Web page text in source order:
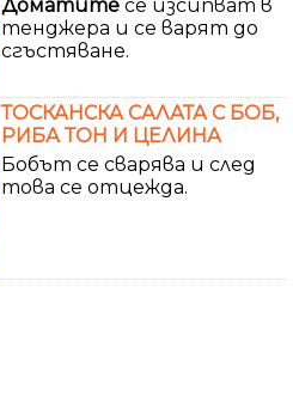
Доматите се изсипват в
тенджера и се варят до
сгъстяване.
ТОСКАНСКА САЛАТА С БОБ,
РИБА ТОН И ЦЕЛИНА
Бобът се сварява и след
това се отцежда.